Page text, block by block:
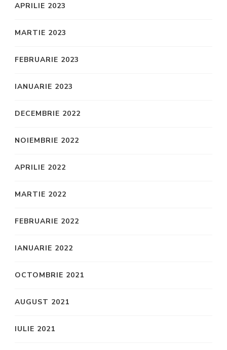
APRILIE 2023
MARTIE 2023
FEBRUARIE 2023
IANUARIE 2023
DECEMBRIE 2022
NOIEMBRIE 2022
APRILIE 2022
MARTIE 2022
FEBRUARIE 2022
IANUARIE 2022
OCTOMBRIE 2021
AUGUST 2021
IULIE 2021